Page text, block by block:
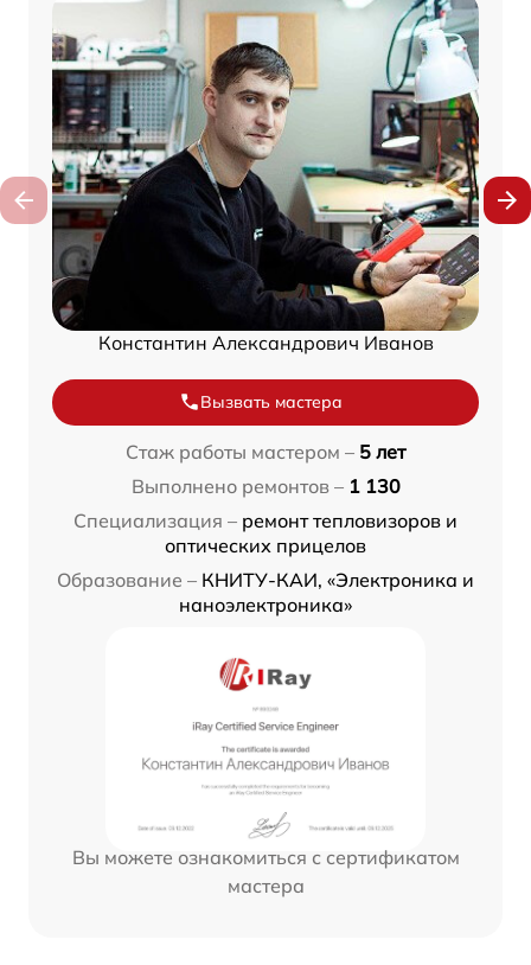
Константин Александрович Иванов
Вызвать мастера
Стаж работы мастером – 5 лет
Выполнено ремонтов – 1 130
Специализация – ремонт тепловизоров и
оптических прицелов
Образование – КНИТУ-КАИ, «Электроника и
наноэлектроника»
Вы можете ознакомиться с сертификатом
мастера